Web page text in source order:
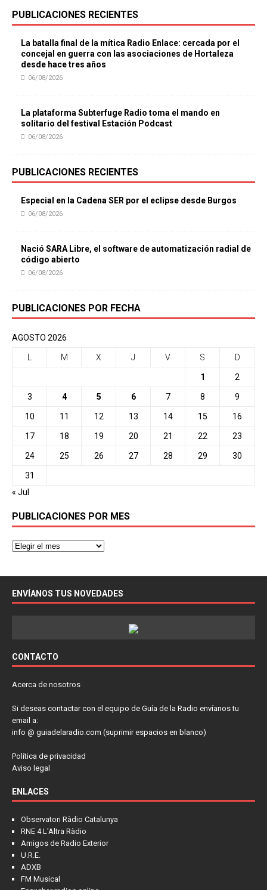
PUBLICACIONES RECIENTES
La batalla final de la mítica Radio Enlace: cercada por el
concejal en guerra con las asociaciones de Hortaleza
desde hace tres años
06/08/2026
La plataforma Subterfuge Radio toma el mando en
solitario del festival Estación Podcast
06/08/2026
PUBLICACIONES RECIENTES
Especial en la Cadena SER por el eclipse desde Burgos
06/08/2026
Nació SARA Libre, el software de automatización radial de
código abierto
06/08/2026
PUBLICACIONES POR FECHA
AGOSTO 2026
M X J V S D
1 2
3 4 5 6 7 8 9
10 11 12 13 14 15 16
17 18 19 20 21 22 23
24 25 26 27 28 29 30
31
« Jul
PUBLICACIONES POR MES
ENVÍANOS TUS NOVEDADES
CONTACTO
Acerca de nosotros
Si deseas contactar con el equipo de Guía de la Radio envíanos tu
email a:
info @ guiadelaradio.com (suprimir espacios en blanco)
Política de privacidad
Aviso legal
ENLACES
Observatori Ràdio Catalunya
RNE 4 L'Altra Ràdio
Amigos de Radio Exterior
U.R.E.
ADXB
FM Musical